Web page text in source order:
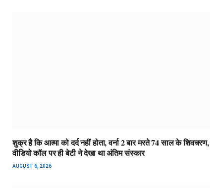
शुक्र है कि आत्मा को दर्द नहीं होता, वर्ना 2 बार मरते 74 साल के शिवचरण,
वीडियो कॉल पर ही बेटी ने देखा था अंतिम संस्कार
AUGUST 6, 2026